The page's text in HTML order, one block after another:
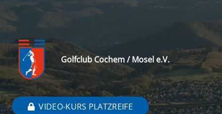
Golfclub Cochem / Mosel e.V.
VIDEO-KURS PLATZREIFE